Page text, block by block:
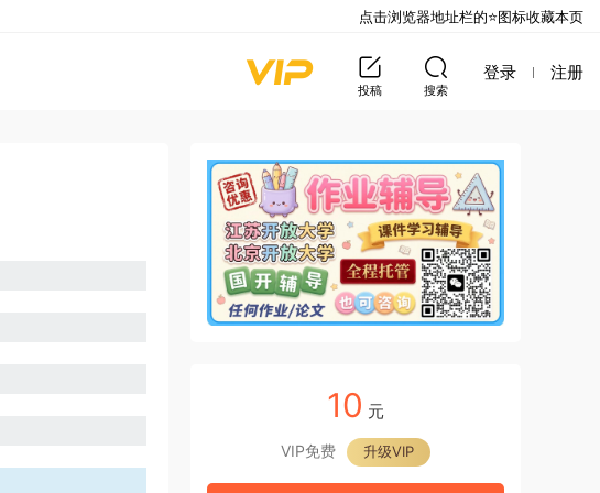
投稿 搜索
登录 注册
10 元
VIP免费 升级VIP
点击浏览器地址栏的⭐图标收藏本页